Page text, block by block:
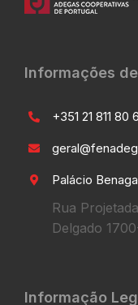
Informações
+351 21 811 80
Palácio
Rua
Delgado
Informação